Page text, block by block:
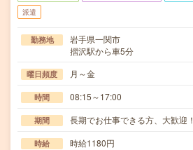
派遣
勤務地
岩手県一関市
摺沢駅から車5分
曜日頻度 月～金
時間 08:15～17:00
期間 長期でお仕事できる方、大歓迎！
時給 時給1180円